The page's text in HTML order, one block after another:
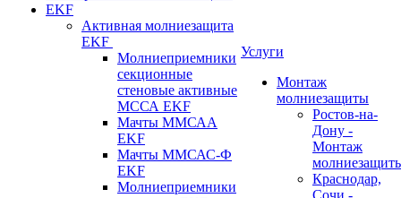
EKF
Активная молниезащита
EKF
Молниеприемники
секционные
стеновые активные
МССА EKF
Мачты ММСАА
EKF
Мачты ММСАС-Ф
EKF
Молниеприемники
Услуги
Монтаж
молниезащиты
Ростов-на-
Дону -
Монтаж
Краснодар,
Сочи -